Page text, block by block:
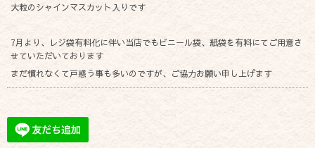
大粒のシャインマスカット入りです
7月より、レジ袋有料化に伴い当店でもビニール袋、紙袋を有料にてご用意さ
せていただいております
まだ慣れなくて戸惑う事も多いのですが、ご協力お願い申し上げます